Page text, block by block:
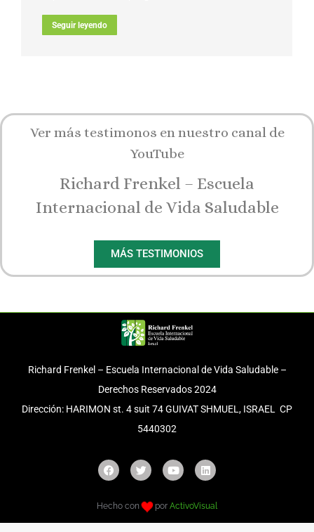
Seguir leyendo
Ver más testimonos en nuestro canal de
YouTube
Richard Frenkel – Escuela
Internacional de Vida Saludable
MÁS TESTIMONIOS
Richard Frenkel – Escuela Internacional de Vida Saludable –
Derechos Reservados 2024
Dirección: HARIMON st. 4 suit 74 GUIVAT SHMUEL, ISRAEL CP
5440302
Hecho con por ActivoVisual